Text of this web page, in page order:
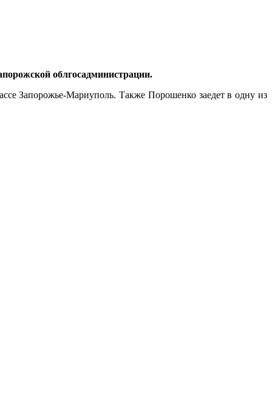
облгосадминистрации.
Запорожье-Мариуполь. Также Порошенко заедет в одну из